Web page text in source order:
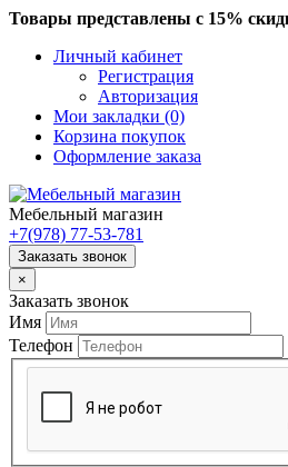
Товары представлены с 15%
Личный кабинет
Регистрация
Авторизация
Мои закладки (0)
Корзина покупок
Оформление заказа
Мебельный магазин
+7(978) 77-53-781
Заказать звонок
×
Заказать звонок
Имя
Телефон